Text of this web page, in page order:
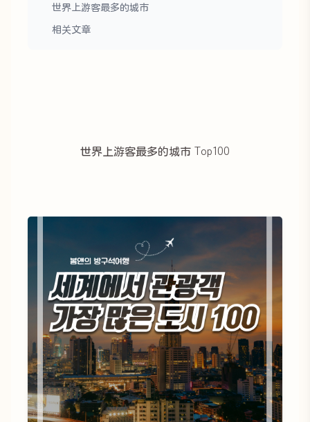
世界上游客最多的城市
相关文章
世界上游客最多的城市 Top100